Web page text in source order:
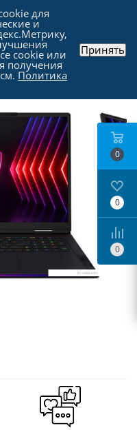
и прочие
-
0
0
0
для
и
cookie или
получения
Политика
Принять